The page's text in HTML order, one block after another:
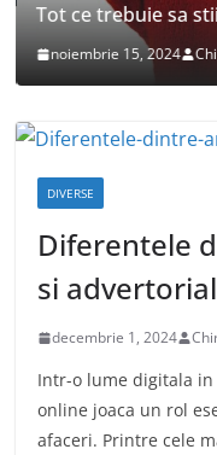
Ce probleme
octombrie 15, 2024
DIVERSE
Diferentele
si
decembrie 1, 2024
Intr-o lume digitala
online joaca un rol
afaceri. Printre cele